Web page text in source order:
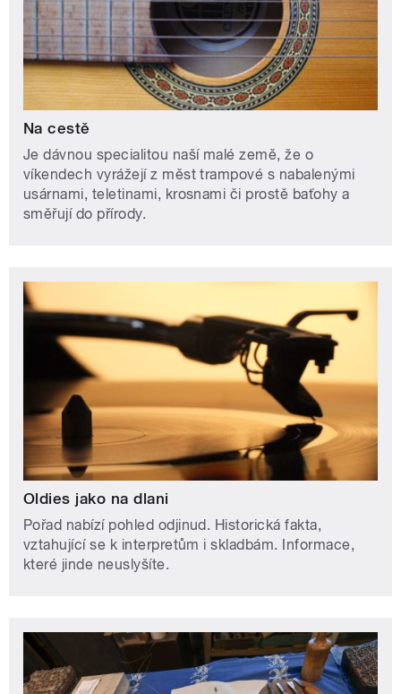
Na cestě
Je dávnou specialitou naší malé země, že o
víkendech vyrážejí z měst trampové s nabalenými
usárnami, teletinami, krosnami či prostě baťohy a
směřují do přírody.
Oldies jako na dlani
Pořad nabízí pohled odjinud. Historická fakta,
vztahující se k interpretům i skladbám. Informace,
které jinde neuslyšíte.